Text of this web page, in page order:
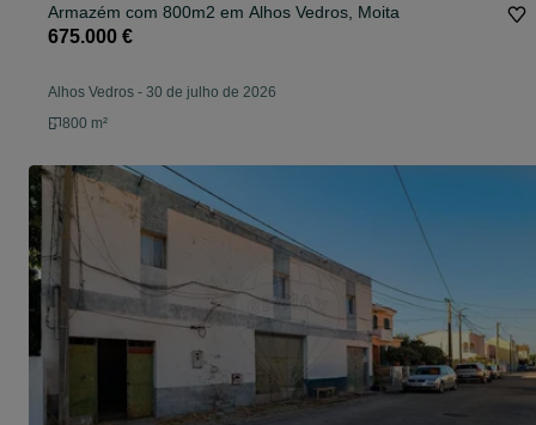
Armazém com 800m2 em Alhos Vedros, Moita
675.000 €
Alhos Vedros - 30 de julho de 2026
800 m²